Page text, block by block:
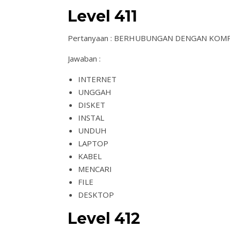
Level 411
Pertanyaan : BERHUBUNGAN DENGAN
Jawaban :
INTERNET
UNGGAH
DISKET
INSTAL
UNDUH
LAPTOP
KABEL
MENCARI
FILE
DESKTOP
Level 412